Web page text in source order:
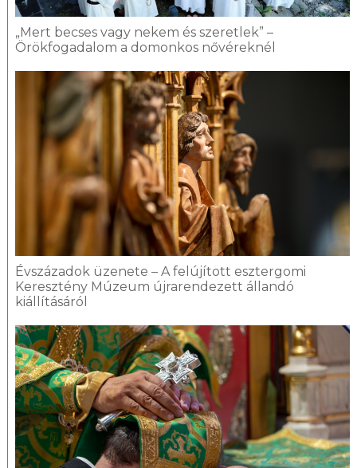
„Mert becses vagy nekem és szeretlek” –
Örökfogadalom a domonkos nővéreknél
Évszázadok üzenete – A felújított esztergomi
Keresztény Múzeum újrarendezett állandó
kiállításáról